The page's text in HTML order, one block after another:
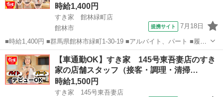
時給1,400円
すき家 館林緑町店
館林市
提携サイト 7月18日
■時給1,400円 ■群馬県館林市緑町1-30-19 ■アルバイト、パート ■履歴
書不要、未経験歓迎、大学生歓迎、主婦・主夫歓迎、フリーター歓
迎、ミドル（40代～）活躍中、エルダー（50代～）活躍中、シニア
（60代～）活躍中...
群馬 館林市 ファーストフード
【車通勤OK】すき家 145号東吾妻店のすき
家の店舗スタッフ（接客・調理・清掃…
時給1,500円
すき家 145号東吾妻店